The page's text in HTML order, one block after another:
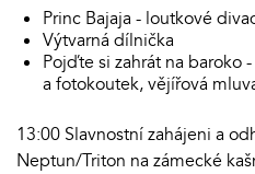
Princ Bajaja - loutkové
Výtvarná dílnička
Pojďte si zahrát na baroko
a fotokoutek, vějířová
13:00 Slavnostní zahájeni a
Neptun/Triton na zámecké